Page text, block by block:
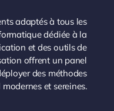
adaptés à tous les
dédiée à la
et des outils de
offrent un panel
des méthodes
et sereines.